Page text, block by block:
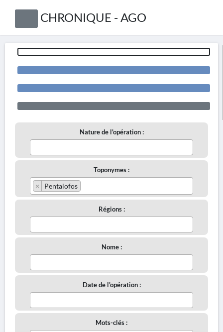
CHRONIQUE - AGO
Nature de l'opération :
Toponymes :
× Pentalofos
Régions :
Nome :
Date de l'opération :
Mots-clés :